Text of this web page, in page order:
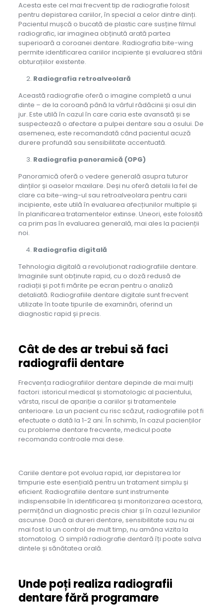
Acesta este cel mai frecvent tip de radiografie folosit
pentru depistarea cariilor, în special a celor dintre dinți.
Pacientul mușcă o bucată de plastic care susține filmul
radiografic, iar imaginea obținută arată partea
superioară a coroanei dentare. Radiografia bite-wing
permite identificarea cariilor incipiente și evaluarea stării
obturațiilor existente.
Radiografia retroalveolară
Această radiografie oferă o imagine completă a unui
dinte – de la coroană până la vârful rădăcinii și osul din
jur. Este utilă în cazul în care caria este avansată și se
suspectează o afectare a pulpei dentare sau a osului. De
asemenea, este recomandată când pacientul acuză
durere profundă sau sensibilitate accentuată.
Radiografia panoramică (OPG)
Panoramică oferă o vedere generală asupra tuturor
dinților și oaselor maxilare. Deși nu oferă detalii la fel de
clare ca bite-wing-ul sau retroalveolara pentru carii
incipiente, este utilă în evaluarea afecțiunilor multiple și
în planificarea tratamentelor extinse. Uneori, este folosită
ca prim pas în evaluarea generală, mai ales la pacienții
noi.
Radiografia digitală
Tehnologia digitală a revoluționat radiografiile dentare.
Imaginile sunt obținute rapid, cu o doză redusă de
radiații și pot fi mărite pe ecran pentru o analiză
detaliată. Radiografiile dentare digitale sunt frecvent
utilizate în toate tipurile de examinări, oferind un
diagnostic rapid și precis.
Cât de des ar trebui să faci
radiografii dentare
Frecvența radiografiilor dentare depinde de mai mulți
factori: istoricul medical și stomatologic al pacientului,
vârsta, riscul de apariție a cariilor și tratamentele
anterioare. La un pacient cu risc scăzut, radiografiile pot fi
efectuate o dată la 1-2 ani. În schimb, în cazul pacienților
cu probleme dentare frecvente, medicul poate
recomanda controale mai dese.
Cariile dentare pot evolua rapid, iar depistarea lor
timpurie este esențială pentru un tratament simplu și
eficient. Radiografiile dentare sunt instrumente
indispensabile în identificarea și monitorizarea acestora,
permițând un diagnostic precis chiar și în cazul leziunilor
ascunse. Dacă ai dureri dentare, sensibilitate sau nu ai
mai fost la un control de mult timp, nu amâna vizita la
stomatolog. O simplă radiografie dentară îți poate salva
dintele și sănătatea orală.
Unde poți realiza radiografii
dentare fără programare